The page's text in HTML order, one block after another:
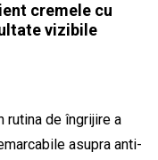
cremele cu
vizibile
rutina de îngrijire a
asupra anti-